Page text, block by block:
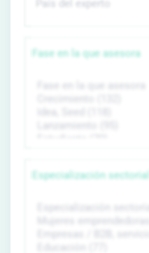
Fase en la que asesora
Especialización sectorial